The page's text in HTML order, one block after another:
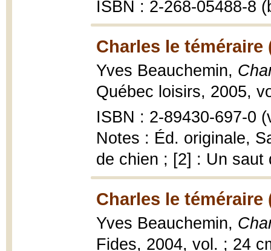
ISBN : 2-268-05488-8
Charles le téméraire
Yves Beauchemin,
Québec loisirs, 2005,
ISBN : 2-89430-697-0
Notes : Éd. originale,
de chien ; [2] : Un saut
Charles le téméraire
Yves Beauchemin,
Fides, 2004, vol. ; 24